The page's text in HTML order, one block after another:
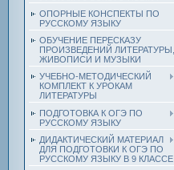
ОПОРНЫЕ КОНСПЕКТЫ ПО
РУССКОМУ ЯЗЫКУ
ОБУЧЕНИЕ ПЕРЕСКАЗУ
ПРОИЗВЕДЕНИЙ ЛИТЕРАТУРЫ,
ЖИВОПИСИ И МУЗЫКИ
УЧЕБНО-МЕТОДИЧЕСКИЙ
КОМПЛЕКТ К УРОКАМ
ЛИТЕРАТУРЫ
ПОДГОТОВКА К ОГЭ ПО
РУССКОМУ ЯЗЫКУ
ДИДАКТИЧЕСКИЙ МАТЕРИАЛ
ДЛЯ ПОДГОТОВКИ К ОГЭ ПО
РУССКОМУ ЯЗЫКУ В 9 КЛАССЕ